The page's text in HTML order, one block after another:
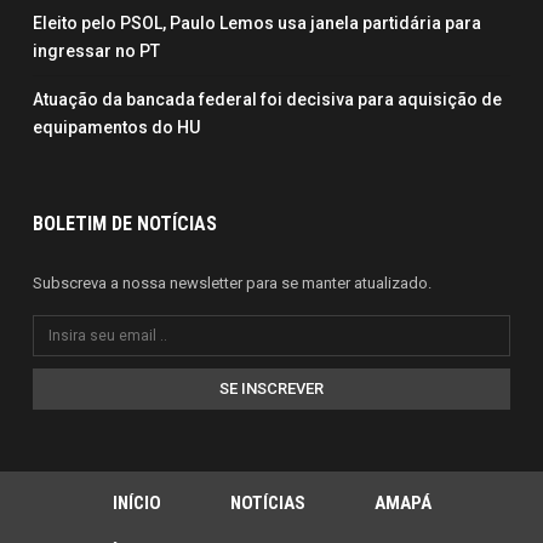
Eleito pelo PSOL, Paulo Lemos usa janela partidária para
ingressar no PT
Atuação da bancada federal foi decisiva para aquisição de
equipamentos do HU
BOLETIM DE NOTÍCIAS
Subscreva a nossa newsletter para se manter atualizado.
SE INSCREVER
INÍCIO NOTÍCIAS AMAPÁ